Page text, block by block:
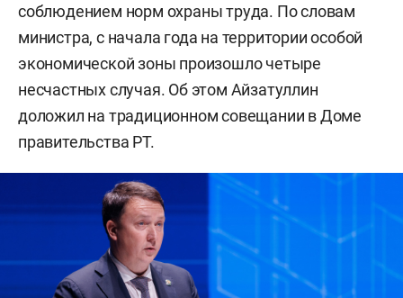
соблюдением норм охраны труда. По словам
министра, с начала года на территории особой
экономической зоны произошло четыре
несчастных случая. Об этом Айзатуллин
доложил на традиционном совещании в Доме
правительства РТ.